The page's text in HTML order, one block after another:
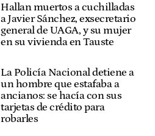
Hallan muertos a cuchilladas
a Javier Sánchez, exsecretario
general de UAGA, y su mujer
en su vivienda en Tauste
La Policía Nacional detiene a
un hombre que estafaba a
ancianos: se hacía con sus
tarjetas de crédito para
robarles